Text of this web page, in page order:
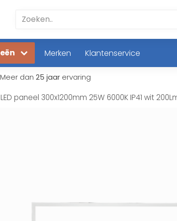
Merken Klantenservice
Meer dan 25 jaar ervaring
paneel 300x1200mm 25W 6000K IP41 wit